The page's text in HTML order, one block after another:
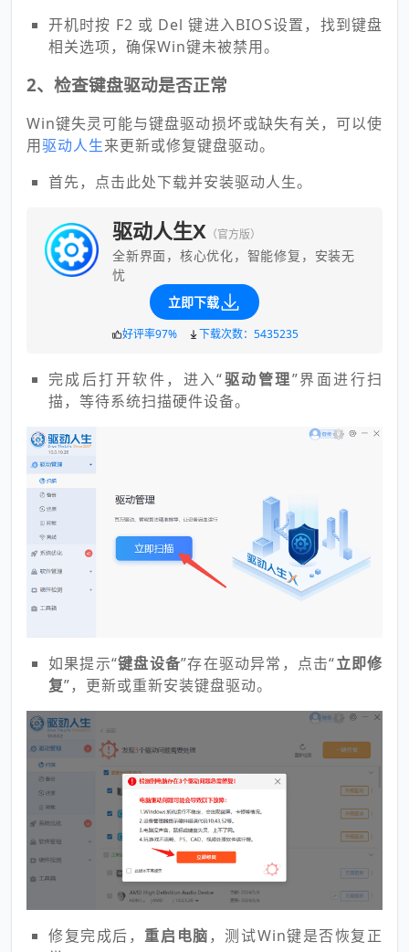
开机时按 F2 或 Del 键进入BIOS设置，找到键盘
相关选项，确保Win键未被禁用。
2、检查键盘驱动是否正常
Win键失灵可能与键盘驱动损坏或缺失有关，可以使
用驱动人生来更新或修复键盘驱动。
首先，点击此处下载并安装驱动人生。
驱动人生X （官方版）
全新界面，核心优化，智能修复，安装无
忧
立即下载
好评率97% 下载次数：5435235
完成后打开软件，进入“驱动管理”界面进行扫
描，等待系统扫描硬件设备。
如果提示“键盘设备”存在驱动异常，点击“立即修
复”，更新或重新安装键盘驱动。
修复完成后， 重启电脑 ，测试Win键是否恢复正